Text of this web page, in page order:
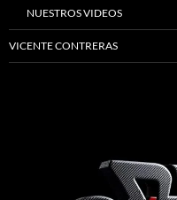
NUESTROS VIDEOS
VICENTE CONTRERAS